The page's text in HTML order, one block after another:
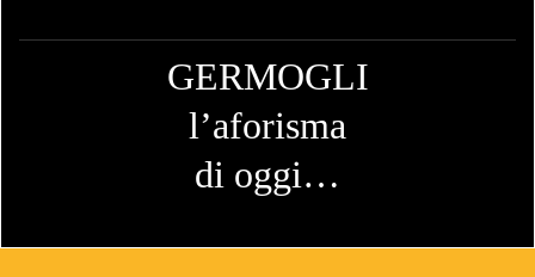
GERMOGLI
l’aforisma
di oggi…